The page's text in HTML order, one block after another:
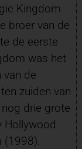
Kingdom
broer van de
de eerste
was het
van de
zuiden van
drie grote
Hollywood
(1998).